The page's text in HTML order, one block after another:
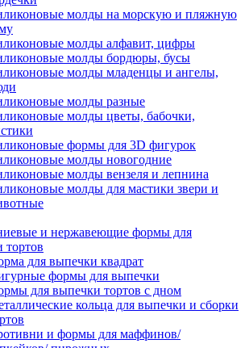
молды на морскую и пляжную
молды алфавит, цифры
молды бордюры, бусы
молды младенцы и ангелы,
молды разные
молды цветы, бабочки,
формы для 3D фигурок
молды новогодние
молды вензеля и лепнина
молды для мастики звери и
и нержавеющие формы для
тортов
для выпечки квадрат
формы для выпечки
для выпечки тортов с дном
кольца для выпечки и сборки
и формы для маффинов/